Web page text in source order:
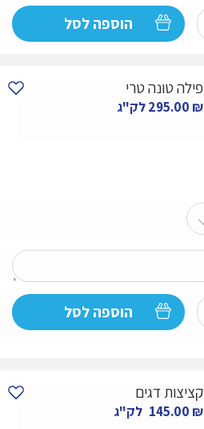
הוספה לסל
פילה טונה טרי
295.00 ₪ לק"ג
הוספה לסל
קציצות דגים
145.00 ₪ לק"ג